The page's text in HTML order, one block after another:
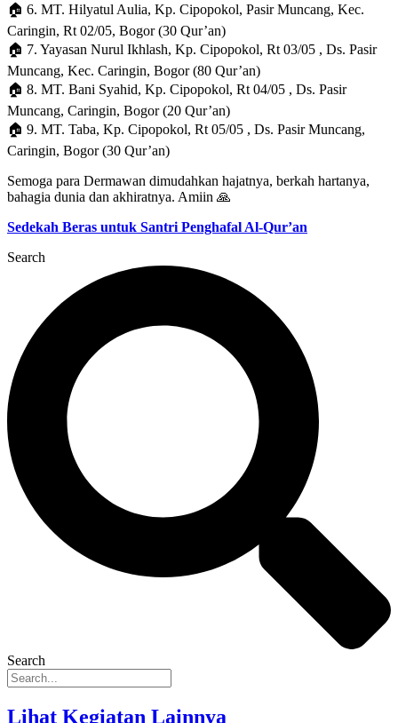
🏠 6. MT. Hilyatul Aulia, Kp. Cipopokol, Pasir Muncang, Kec.
Caringin, Rt 02/05, Bogor (30 Qur’an)
🏠 7. Yayasan Nurul Ikhlash, Kp. Cipopokol, Rt 03/05 , Ds. Pasir
Muncang, Kec. Caringin, Bogor (80 Qur’an)
🏠 8. MT. Bani Syahid, Kp. Cipopokol, Rt 04/05 , Ds. Pasir
Muncang, Caringin, Bogor (20 Qur’an)
🏠 9. MT. Taba, Kp. Cipopokol, Rt 05/05 , Ds. Pasir Muncang,
Caringin, Bogor (30 Qur’an)
Semoga para Dermawan dimudahkan hajatnya, berkah hartanya,
bahagia dunia dan akhiratnya. Amiin 🙏
Sedekah Beras untuk Santri Penghafal Al-Qur’an
Search
Search
Lihat Kegiatan Lainnya